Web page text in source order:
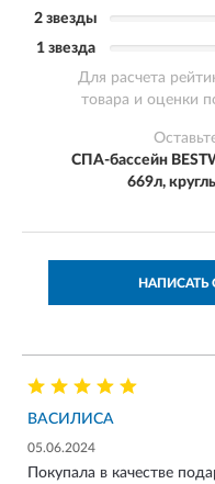
2 звезды
1 звезда
Для расчета
товара и оценки
СПА-бассейн
669л,
ВАСИЛИСА
05.06.2024
Покупала в качестве